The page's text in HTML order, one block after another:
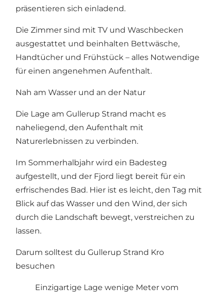
präsentieren sich einladend.
Die Zimmer sind mit TV und Waschbecken
ausgestattet und beinhalten Bettwäsche,
Handtücher und Frühstück – alles Notwendige
für einen angenehmen Aufenthalt.
Nah am Wasser und an der Natur
Die Lage am Gullerup Strand macht es
naheliegend, den Aufenthalt mit
Naturerlebnissen zu verbinden.
Im Sommerhalbjahr wird ein Badesteg
aufgestellt, und der Fjord liegt bereit für ein
erfrischendes Bad. Hier ist es leicht, den Tag mit
Blick auf das Wasser und den Wind, der sich
durch die Landschaft bewegt, verstreichen zu
lassen.
Darum solltest du Gullerup Strand Kro
besuchen
Einzigartige Lage wenige Meter vom